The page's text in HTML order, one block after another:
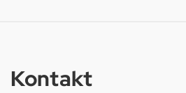
Kontakt